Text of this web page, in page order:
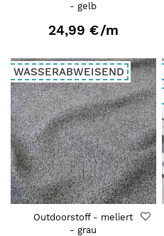
- gelb
24,99 €/m
WASSERABWEISEND
Outdoorstoff - meliert
- grau